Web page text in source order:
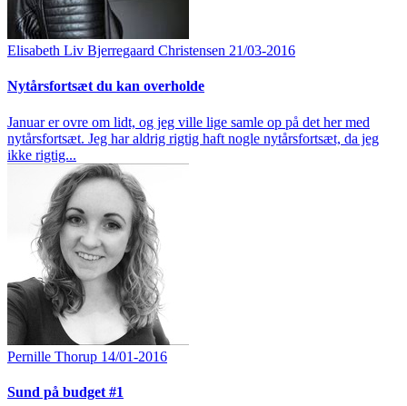
Elisabeth Liv Bjerregaard Christensen 21/03-2016
Nytårsfortsæt du kan overholde
Januar er ovre om lidt, og jeg ville lige samle op på det her med
nytårsfortsæt. Jeg har aldrig rigtig haft nogle nytårsfortsæt, da jeg
ikke rigtig...
Pernille Thorup 14/01-2016
Sund på budget #1